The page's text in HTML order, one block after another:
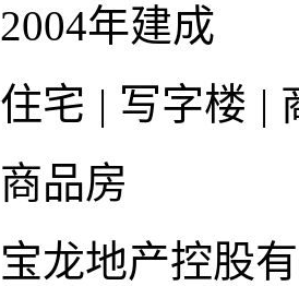
2004年建成
住宅 | 写字楼 |
商品房
宝龙地产控股